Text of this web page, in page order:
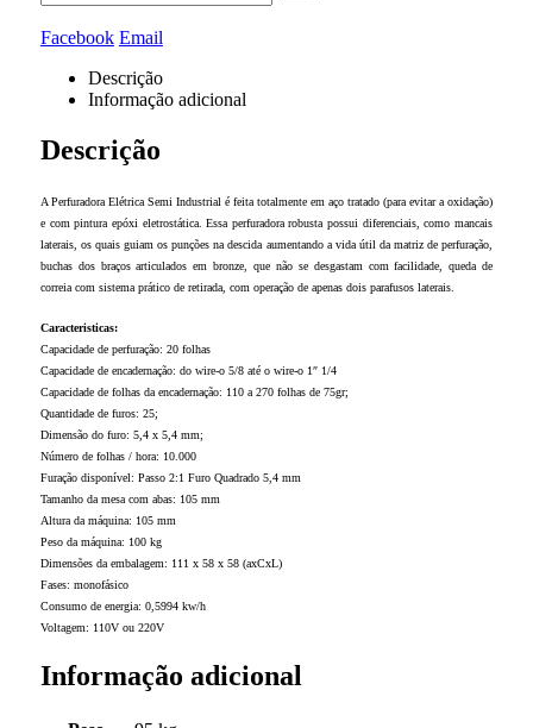
Facebook Email
Descrição
Informação adicional
Descrição
A Perfuradora Elétrica Semi Industrial é feita totalmente em aço tratado (para evitar a oxidação)
e com pintura epóxi eletrostática. Essa perfuradora robusta possui diferenciais, como mancais
laterais, os quais guiam os punções na descida aumentando a vida útil da matriz de perfuração,
buchas dos braços articulados em bronze, que não se desgastam com facilidade, queda de
correia com sistema prático de retirada, com operação de apenas dois parafusos laterais.
Caracteristicas:
Capacidade de perfuração: 20 folhas
Capacidade de encadernação: do wire-o 5/8 até o wire-o 1″ 1/4
Capacidade de folhas da encadernação: 110 a 270 folhas de 75gr;
Quantidade de furos: 25;
Dimensão do furo: 5,4 x 5,4 mm;
Número de folhas / hora: 10.000
Furação disponível: Passo 2:1 Furo Quadrado 5,4 mm
Tamanho da mesa com abas: 105 mm
Altura da máquina: 105 mm
Peso da máquina: 100 kg
Dimensões da embalagem: 111 x 58 x 58 (axCxL)
Fases: monofásico
Consumo de energia: 0,5994 kw/h
Voltagem: 110V ou 220V
Informação adicional